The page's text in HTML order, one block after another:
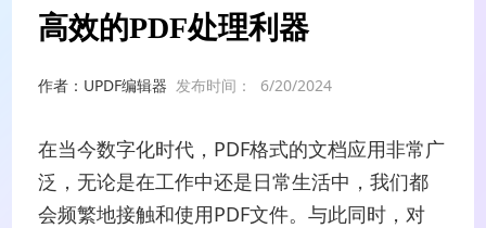
高效的PDF处理利器
作者：UPDF编辑器 发布时间： 6/20/2024
在当今数字化时代，PDF格式的文档应用非常广
泛，无论是在工作中还是日常生活中，我们都
会频繁地接触和使用PDF文件。与此同时，对